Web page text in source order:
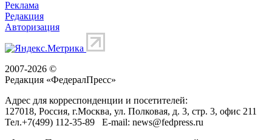
Реклама
Редакция
Авторизация
2007-2026 ©
Редакция «ФедералПресс»
Адрес для корреспонденции и посетителей:
127018, Россия, г.Москва, ул. Полковая, д. 3, стр. 3, офис 211
Тел.+7(499) 112-35-89 E-mail: news@fedpress.ru